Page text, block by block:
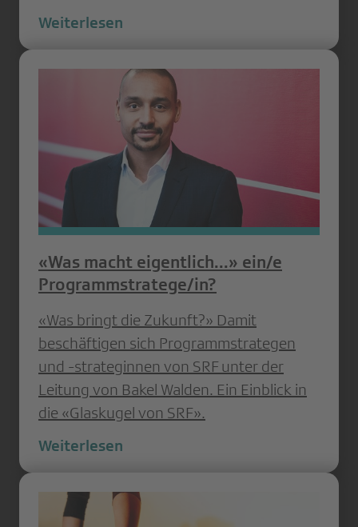
Weiterlesen
«Was macht eigentlich...» ein/e
Programmstratege/in?
«Was bringt die Zukunft?» Damit
beschäftigen sich Programmstrategen
und -strateginnen von SRF unter der
Leitung von Bakel Walden. Ein Einblick in
die «Glaskugel von SRF».
Weiterlesen